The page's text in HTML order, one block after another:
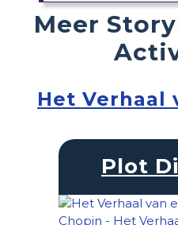
Meer
Het Verhaal
Plot